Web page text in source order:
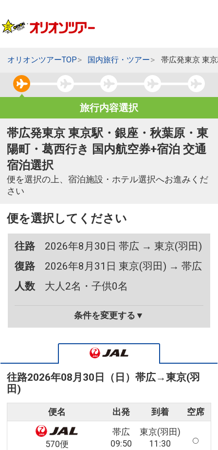
オリオンツアーTOP 国内旅行・ツアー 帯広発東京 東
旅行内容選択
帯広発東京 東京駅・銀座・秋葉原・東
陽町・葛西行き 国内航空券+宿泊 交通
宿泊選択
便を選択の上、宿泊施設・ホテル選択へお進みくだ
さい
便を選択してください
往路
2026年8月30日 帯広 → 東京(羽田)
復路
2026年8月31日 東京(羽田) → 帯広
人数
大人2名・子供0名
条件を変更する▼
往路2026年08月30日（日） 帯広→東京(羽
田)
便名 出発 到着 空席
570便
帯広
09:50
東京(羽田)
11:30